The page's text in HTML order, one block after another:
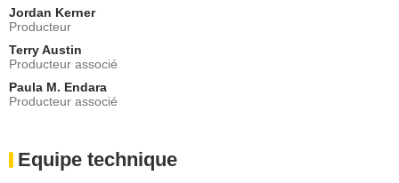
Jordan Kerner
Producteur
Terry Austin
Producteur associé
Paula M. Endara
Producteur associé
Equipe technique